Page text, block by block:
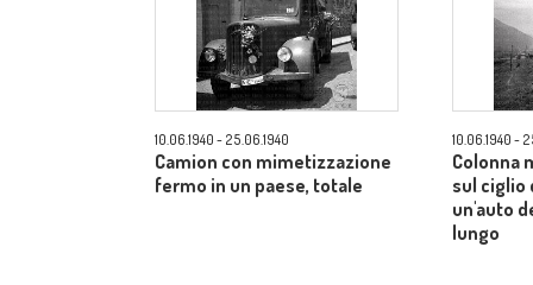
10.06.1940 - 25.06.1940
Camion con mimetizzazione
fermo in un paese, totale
10.06.1940 -
Colonna
sul ciglio
un'auto
lungo